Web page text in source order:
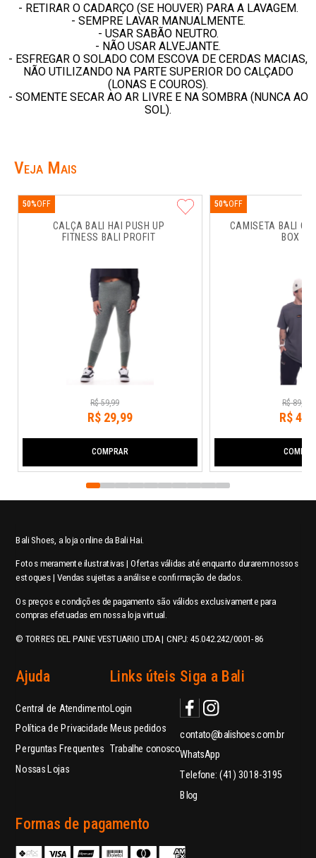
- RETIRAR O CADARÇO (SE HOUVER) PARA A LAVAGEM.
- SEMPRE LAVAR MANUALMENTE.
- USAR SABÃO NEUTRO.
- NÃO USAR ALVEJANTE.
- ESFREGAR O SOLADO COM ESCOVA DE CERDAS MACIAS,
NÃO UTILIZANDO NA PARTE SUPERIOR DO CALÇADO
(LONAS E COUROS).
- SOMENTE SECAR AO AR LIVRE E NA SOMBRA (NUNCA AO
SOL).
Veja Mais
CALÇA BALI HAI PUSH UP
FITNESS BALI PROFIT
50%
R$ 59,99
R$ 29,99
COMPRAR
CAMISETA BALI
BOX
50%
R$ 89,
R$44
Bali Shoes, a loja online da Bali Hai.
Fotos meramente ilustrativas | Ofertas válidas até enquanto durarem nossos
estoques | Vendas sujeitas a análise e confirmação de dados.
Os preços e condições de pagamento são válidos exclusivamente para
compras efetuadas em nossa loja virtual.
© TORRES DEL PAINE VESTUARIO LTDA | CNPJ: 45.042.242/0001-86
Ajuda
Central de Atendimento
Política de Privacidade
Perguntas Frequentes
Nossas Lojas
Links úteis
Login
Meus pedidos
Trabalhe conosco
Siga a Bali
contato@balishoes.com.br
WhatsApp
Telefone: (41) 3018-3195
Blog
Formas de pagamento